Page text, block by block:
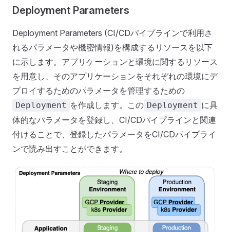
Deployment Parameters
Deployment Parameters (CI/CDパイプラインで利用さ
れるパラメータや機密情報)を構成するリソースを以下
に示します。アプリケーションと環境に関するリソース
を用意し、そのアプリケーションをそれぞれの環境にデ
プロイするためのパラメータを管理するための
Deployment を作成します。この Deployment に具
体的なパラメータを登録し、CI/CDパイプラインと関連
付けることで、登録したパラメータをCI/CDパイプライ
ンで読み出すことができます。